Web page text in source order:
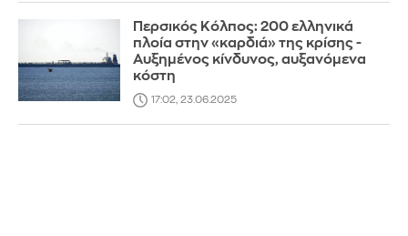
Περσικός Κόλπος: 200 ελληνικά
πλοία στην «καρδιά» της κρίσης -
Αυξημένος κίνδυνος, αυξανόμενα
κόστη
17:02, 23.06.2025